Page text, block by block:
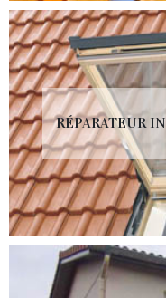
RÉPARATEUR